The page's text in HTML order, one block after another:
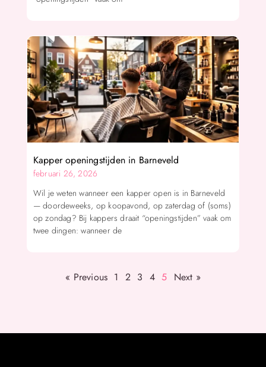
Kapper openingstijden in Barneveld
februari 26, 2026
Wil je weten wanneer een kapper open is in Barneveld
— doordeweeks, op koopavond, op zaterdag of (soms)
op zondag? Bij kappers draait “openingstijden” vaak om
twee dingen: wanneer de
« Previous 1 2 3 4 5 Next »